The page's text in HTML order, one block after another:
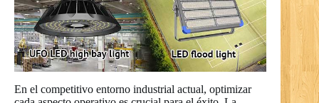
En el competitivo entorno industrial actual, optimizar